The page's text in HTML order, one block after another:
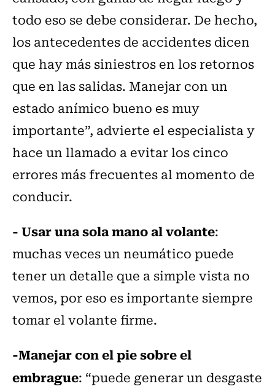
todo eso se debe considerar. De hecho,
los antecedentes de accidentes dicen
que hay más siniestros en los retornos
que en las salidas. Manejar con un
estado anímico bueno es muy
importante”, advierte el especialista y
hace un llamado a evitar los cinco
errores más frecuentes al momento de
conducir.
- Usar una sola mano al volante:
muchas veces un neumático puede
tener un detalle que a simple vista no
vemos, por eso es importante siempre
tomar el volante firme.
-Manejar con el pie sobre el
embrague: “puede generar un desgaste